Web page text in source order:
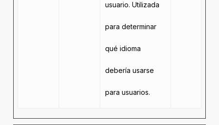
usuario. Utilizada
para determinar
qué idioma
debería usarse
para usuarios.